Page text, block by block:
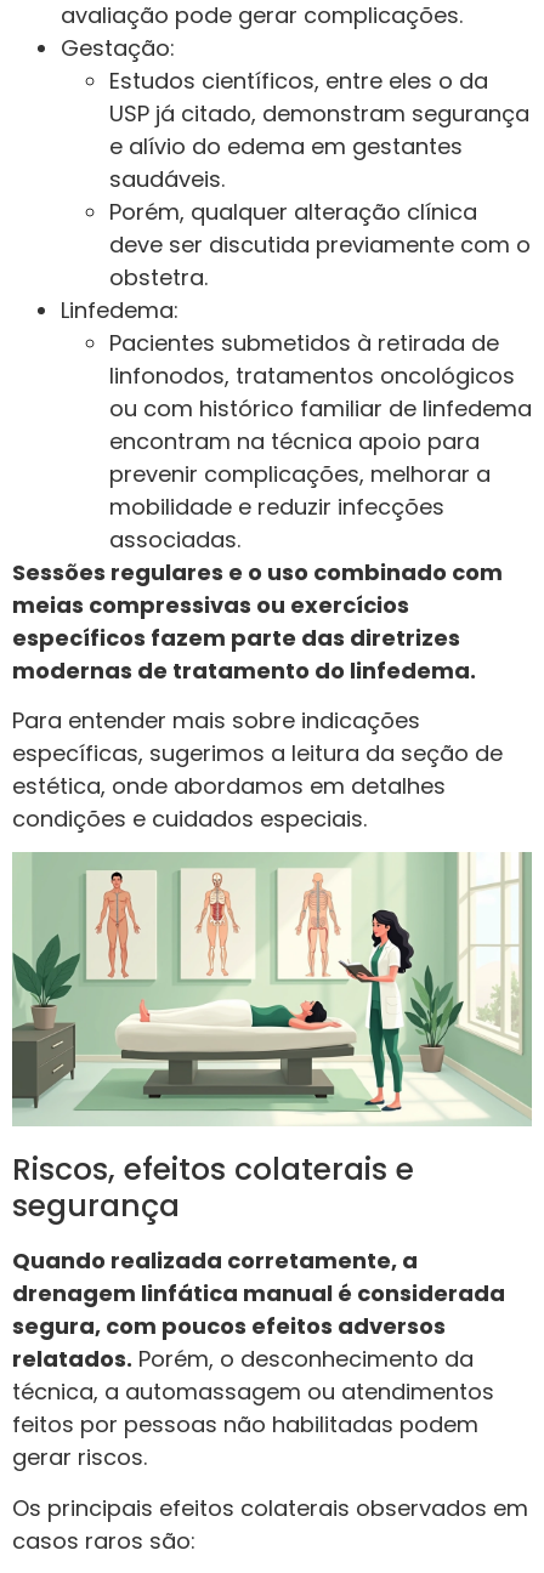
avaliação pode gerar complicações.
Gestação:
Estudos científicos, entre eles o da
USP já citado, demonstram segurança
e alívio do edema em gestantes
saudáveis.
Porém, qualquer alteração clínica
deve ser discutida previamente com o
obstetra.
Linfedema:
Pacientes submetidos à retirada de
linfonodos, tratamentos oncológicos
ou com histórico familiar de linfedema
encontram na técnica apoio para
prevenir complicações, melhorar a
mobilidade e reduzir infecções
associadas.
Sessões regulares e o uso combinado com
meias compressivas ou exercícios
específicos fazem parte das diretrizes
modernas de tratamento do linfedema.
Para entender mais sobre indicações
específicas, sugerimos a leitura da seção de
estética, onde abordamos em detalhes
condições e cuidados especiais.
Riscos, efeitos colaterais e
segurança
Quando realizada corretamente, a
drenagem linfática manual é considerada
segura, com poucos efeitos adversos
relatados. Porém, o desconhecimento da
técnica, a automassagem ou atendimentos
feitos por pessoas não habilitadas podem
gerar riscos.
Os principais efeitos colaterais observados em
casos raros são: